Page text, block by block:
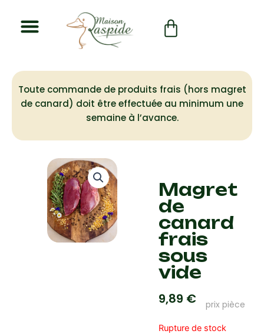
contenu
Panier
Toute commande de produits frais (hors magret
de canard) doit être effectuée au minimum une
semaine à l’avance.
Magret
de
canard
frais
sous
vide
9,89 € prix pièce
Rupture de stock